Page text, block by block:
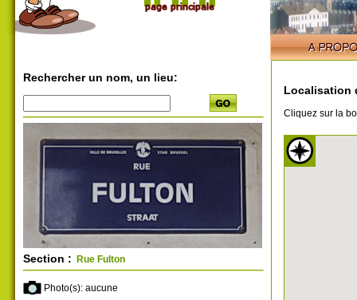
Rechercher un nom, un lieu:
Section : Rue Fulton
Photo(s): aucune
Localisation
Cliquez sur la